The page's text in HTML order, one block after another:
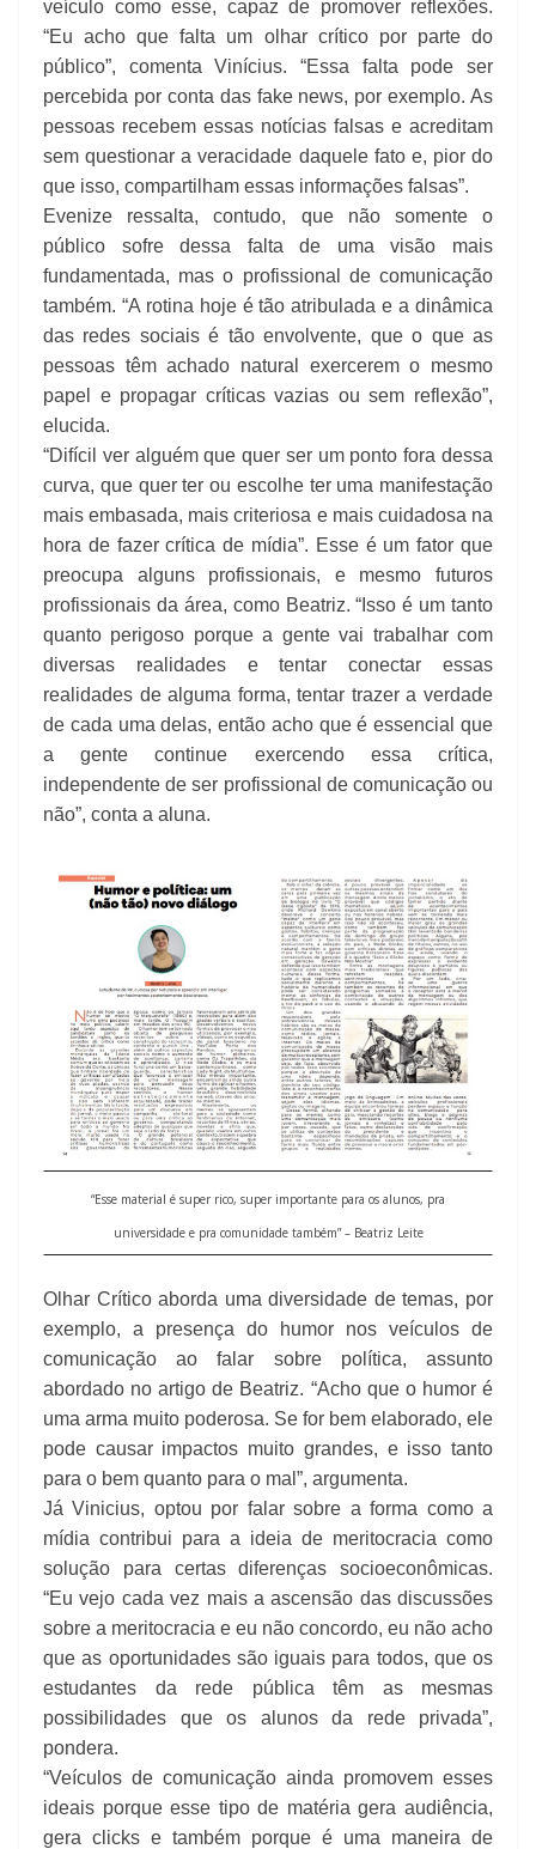
veículo como esse, capaz de promover reflexões.
“Eu acho que falta um olhar crítico por parte do
público”, comenta Vinícius. “Essa falta pode ser
percebida por conta das fake news, por exemplo. As
pessoas recebem essas notícias falsas e acreditam
sem questionar a veracidade daquele fato e, pior do
que isso, compartilham essas informações falsas”.
Evenize ressalta, contudo, que não somente o
público sofre dessa falta de uma visão mais
fundamentada, mas o profissional de comunicação
também. “A rotina hoje é tão atribulada e a dinâmica
das redes sociais é tão envolvente, que o que as
pessoas têm achado natural exercerem o mesmo
papel e propagar críticas vazias ou sem reflexão”,
elucida.
“Difícil ver alguém que quer ser um ponto fora dessa
curva, que quer ter ou escolhe ter uma manifestação
mais embasada, mais criteriosa e mais cuidadosa na
hora de fazer crítica de mídia”. Esse é um fator que
preocupa alguns profissionais, e mesmo futuros
profissionais da área, como Beatriz. “Isso é um tanto
quanto perigoso porque a gente vai trabalhar com
diversas realidades e tentar conectar essas
realidades de alguma forma, tentar trazer a verdade
de cada uma delas, então acho que é essencial que
a gente continue exercendo essa crítica,
independente de ser profissional de comunicação ou
não”, conta a aluna.
“Esse material é super rico, super importante para os alunos, pra
universidade e pra comunidade também” – Beatriz Leite
Olhar Crítico aborda uma diversidade de temas, por
exemplo, a presença do humor nos veículos de
comunicação ao falar sobre política, assunto
abordado no artigo de Beatriz. “Acho que o humor é
uma arma muito poderosa. Se for bem elaborado, ele
pode causar impactos muito grandes, e isso tanto
para o bem quanto para o mal”, argumenta.
Já Vinicius, optou por falar sobre a forma como a
mídia contribui para a ideia de meritocracia como
solução para certas diferenças socioeconômicas.
“Eu vejo cada vez mais a ascensão das discussões
sobre a meritocracia e eu não concordo, eu não acho
que as oportunidades são iguais para todos, que os
estudantes da rede pública têm as mesmas
possibilidades que os alunos da rede privada”,
pondera.
“Veículos de comunicação ainda promovem esses
ideais porque esse tipo de matéria gera audiência,
gera clicks e também porque é uma maneira de